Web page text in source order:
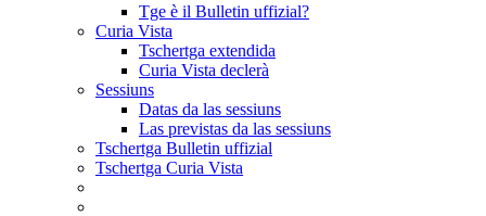
Tge è il Bulletin uffizial?
Curia Vista
Tschertga extendida
Curia Vista declerà
Sessiuns
Datas da las sessiuns
Las previstas da las sessiuns
Tschertga Bulletin uffizial
Tschertga Curia Vista